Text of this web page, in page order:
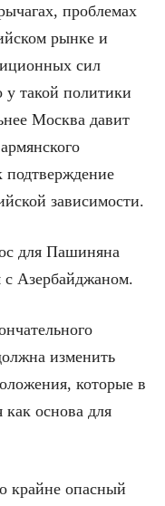
проблемах
рынке и
сил
такой политики
Москва давит
подтверждение
зависимости.
для Пашиняна
Азербайджаном.
изменить
которые в
как основа для
крайне опасный